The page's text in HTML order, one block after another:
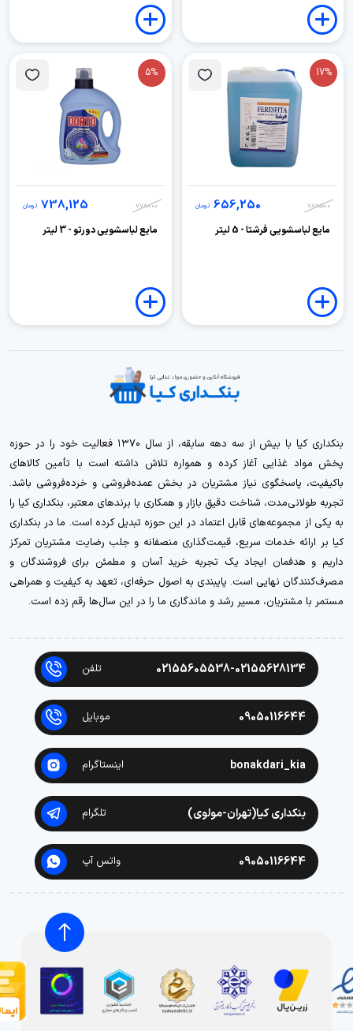
17%
787,500
656,250 تومان
مایع لباسشویی فرشتا - 5 لیتر
5%
778,000
738,125 تومان
مايع لباسشويی دورتو - 3 لیتر
بنکداری کیا با بیش از سه دهه سابقه، از سال ۱۳۷۰ فعالیت خود را در حوزه
پخش مواد غذایی آغاز کرده و همواره تلاش داشته است با تأمین کالاهای
باکیفیت، پاسخگوی نیاز مشتریان در بخش عمده‌فروشی و خرده‌فروشی باشد.
تجربه طولانی‌مدت، شناخت دقیق بازار و همکاری با برندهای معتبر، بنکداری کیا را
به یکی از مجموعه‌های قابل اعتماد در این حوزه تبدیل کرده است. ما در بنکداری
کیا بر ارائه خدمات سریع، قیمت‌گذاری منصفانه و جلب رضایت مشتریان تمرکز
داریم و هدفمان ایجاد یک تجربه خرید آسان و مطمئن برای فروشندگان و
مصرف‌کنندگان نهایی است. پایبندی به اصول حرفه‌ای، تعهد به کیفیت و همراهی
مستمر با مشتریان، مسیر رشد و ماندگاری ما را در این سال‌ها رقم زده است.
02155605538-02155628134 تلفن
09050116644 موبایل
bonakdari_kia اینستاگرام
بنکداری کیا(تهران-مولوی) تلگرام
09050116644 واتس آپ